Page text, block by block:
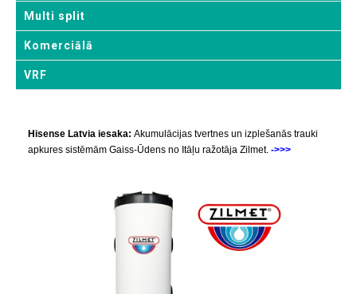
Multi split
Komerciālā
VRF
Hisense Latvia iesaka: Akumulācijas tvertnes un izplešanās trauki
apkures sistēmām Gaiss-Ūdens no Itāļu ražotāja Zilmet. ->>>